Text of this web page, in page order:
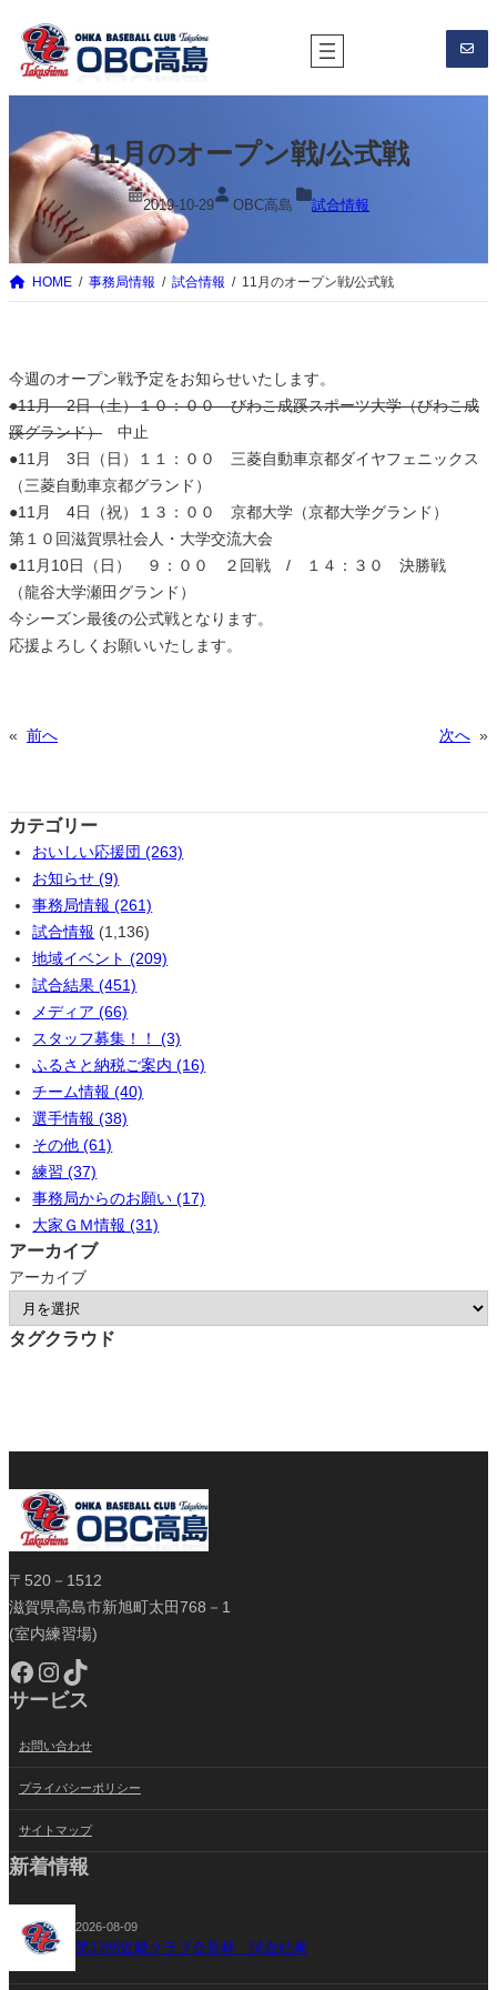
を
ス
ッ
11月のオープン戦/公式戦
2019-10-29 OBC高島 試合情報
HOME 事務局情報 試合情報 11月のオープン戦/公式戦
今週のオープン戦予定をお知らせいたします。
●11月 2日（土）１０：００ びわこ成蹊スポーツ大学（びわこ成
蹊グランド） 中止
●11月 3日（日）１１：００ 三菱自動車京都ダイヤフェニックス
（三菱自動車京都グランド）
●11月 4日（祝）１３：００ 京都大学（京都大学グランド）
第１０回滋賀県社会人・大学交流大会
●11月10日（日） ９：００ ２回戦 / １４：３０ 決勝戦
（龍谷大学瀬田グランド）
今シーズン最後の公式戦となります。
応援よろしくお願いいたします。
« 前へ 次へ »
カテゴリー
おいしい応援団 (263)
お知らせ (9)
事務局情報 (261)
試合情報 (1,136)
地域イベント (209)
試合結果 (451)
メディア (66)
スタッフ募集！！ (3)
ふるさと納税ご案内 (16)
チーム情報 (40)
選手情報 (38)
その他 (61)
練習 (37)
事務局からのお願い (17)
大家ＧＭ情報 (31)
アーカイブ
アーカイブ
タグクラウド
〒520－1512
滋賀県高島市新旭町太田768－1
(室内練習場)
Facebook Instagram TikTok
サービス
お問い合わせ
プライバシーポリシー
サイトマップ
新着情報
2026-08-09
第12回近畿クラブ会長杯 試合結果